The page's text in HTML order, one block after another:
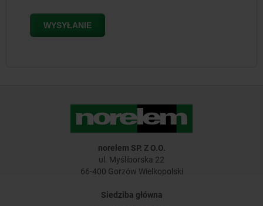
norelem SP. Z O.O.
ul. Myśliborska 22
66-400 Gorzów Wielkopolski
Siedziba główna